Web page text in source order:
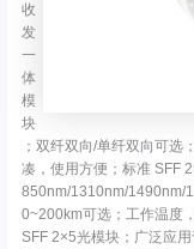
收
发
一
体
模
块
；双纤双向/单纤双向可选
凑，使用方便；标准 SFF
850nm/1310nm/1490nm/
0~200km可选；工作温度
SFF 2×5光模块；广泛应